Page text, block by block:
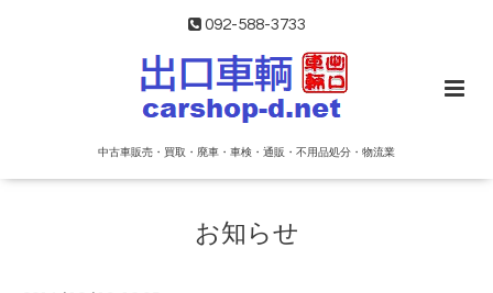
092-588-3733
中古車販売・買取・廃車・車検・通販・不用品処分・物流業
お知らせ